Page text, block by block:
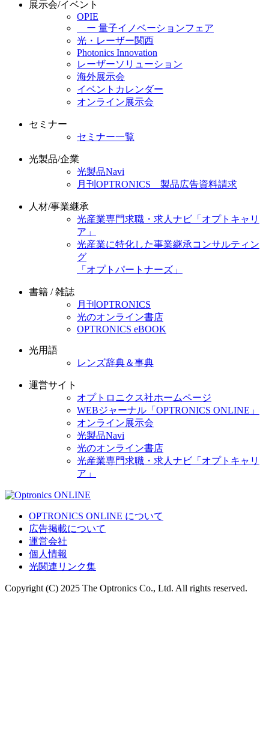
展示会/イベント
OPIE
ー 量子イノベーションフェア
光・レーザー関西
Photonics Innovation
レーザーソリューション
海外展示会
イベントカレンダー
オンライン展示会
セミナー
セミナー一覧
光製品/企業
光製品Navi
月刊OPTRONICS 製品広告資料請求
人材/事業継承
光産業専門求職・求人ナビ「オプトキャリ
ア」
光産業に特化した事業継承コンサルティン
グ
「オプトパートナーズ」
書籍 / 雑誌
月刊OPTRONICS
光のオンライン書店
OPTRONICS eBOOK
光用語
レンズ辞典＆事典
運営サイト
オプトロニクス社ホームページ
WEBジャーナル「OPTRONICS ONLINE」
オンライン展示会
光製品Navi
光のオンライン書店
光産業専門求職・求人ナビ「オプトキャリ
ア」
OPTRONICS ONLINE について
広告掲載について
運営会社
個人情報
光関連リンク集
Copyright (C) 2025 The Optronics Co., Ltd. All rights reserved.